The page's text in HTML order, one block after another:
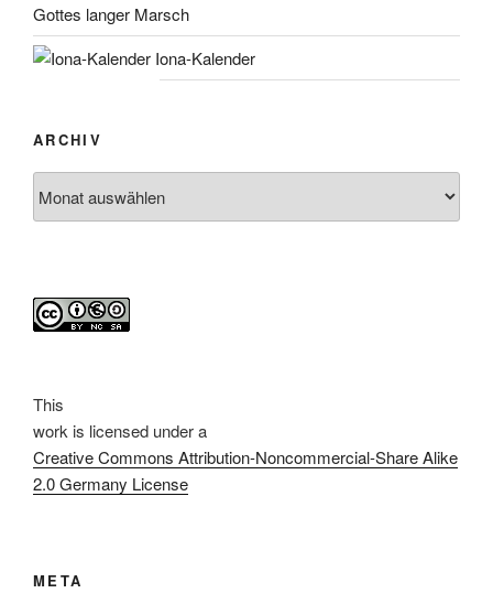
Gottes langer Marsch
Iona-Kalender
ARCHIV
This
work is licensed under a
Creative Commons Attribution-Noncommercial-Share Alike
2.0 Germany License
META